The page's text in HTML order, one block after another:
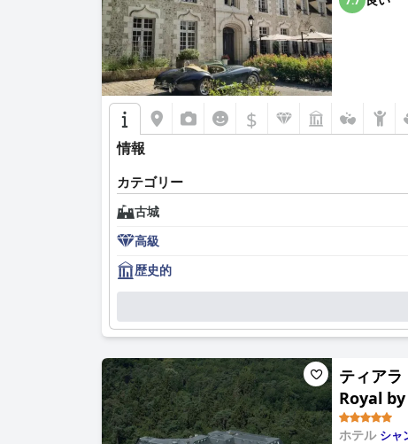
$
情報
カテゴリー
古城
高級
歴史的
ティア
Royal
ホテル シャ